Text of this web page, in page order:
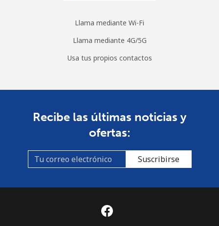
Llama mediante Wi-Fi
Llama mediante 4G/5G
Usa tus propios contactos
Recibe las últimas noticias y
ofertas:
Suscribirse